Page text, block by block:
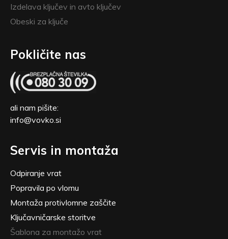
Izdelava ključev in avto ključev
Obeski za ključe
Pokličite nas
ali nam pišite:
info@vovko.si
Servis in montaža
Odpiranje vrat
Popravila po vlomu
Montaža protivlomne zaščite
Ključavničarske storitve
Šablona za montažo vrat